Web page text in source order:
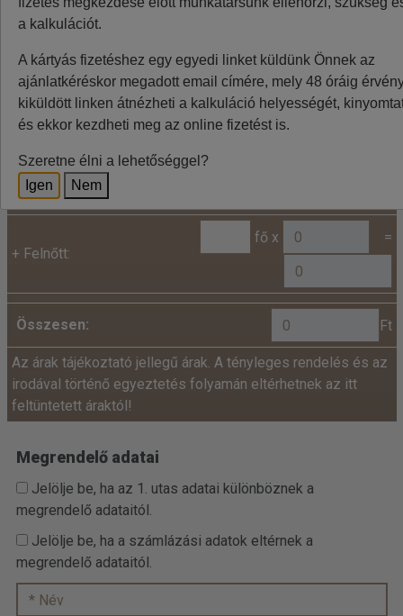
ingadozása miatt eltérések lehetnek, a pontos végleges
Kalkuláció
szíveskedjenek!
Ár:
+ Felnőtt:
fő x =
Összesen: Ft
Az árak tájékoztató jellegű árak. A tényleges rendelés és az
irodával történő egyeztetés folyamán eltérhetnek az itt
feltüntetett áraktól!
Megrendelő adatai
Jelölje be, ha az 1. utas adatai különböznek a
megrendelő adataitól.
Jelölje be, ha a számlázási adatok eltérnek a
megrendelő adataitól.
a kalkulációt.
A kártyás fizetéshez egy egyedi linket küldünk Önnek az
ajánlatkéréskor megadott email címére, mely 48 óráig
kiküldött linken átnézheti a kalkuláció helyességét,
és ekkor kezdheti meg az online fizetést is.
Szeretne élni a lehetőséggel?
Igen
Nem